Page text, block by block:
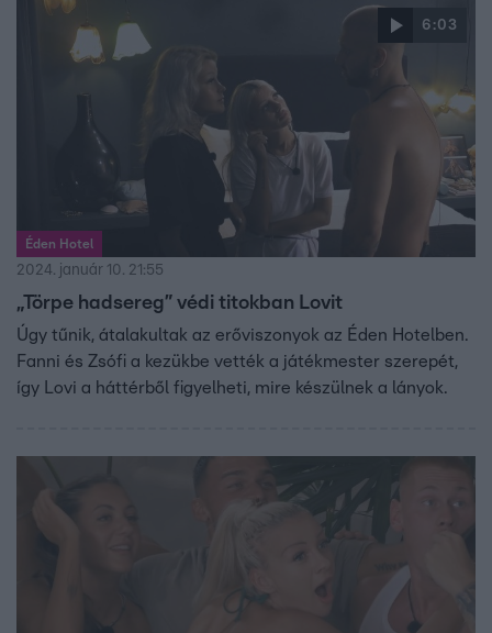
átalakultak az erőviszonyok a luxushotelben. De, akinek
egyáltalán nincs félnivalója a védettséggel rendelkező
Jani mellett, az Lovi, akit egy „törpe hadsereg” véd
titokban, és Barbi, akit pedig egy boszorkány támogat
otthonról.
6:03
Éden Hotel
2024. január 10. 21:55
„Törpe hadsereg” védi titokban Lovit
Úgy tűnik, átalakultak az erőviszonyok az Éden Hotelben.
Fanni és Zsófi a kezükbe vették a játékmester szerepét,
így Lovi a háttérből figyelheti, mire készülnek a lányok.